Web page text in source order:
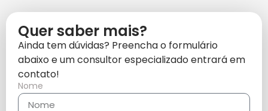
Quer saber mais?
Ainda tem dúvidas? Preencha o formulário
abaixo e um consultor especializado entrará em
contato!
Nome